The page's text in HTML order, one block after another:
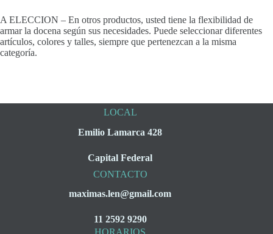
A ELECCION – En otros productos, usted tiene la flexibilidad de
armar la docena según sus necesidades. Puede seleccionar diferentes
artículos, colores y talles, siempre que pertenezcan a la misma
categoría.
LOCAL
Emilio Lamarca 428
Capital Federal
CONTACTO
maximas.len@gmail.com
11 2592 9290